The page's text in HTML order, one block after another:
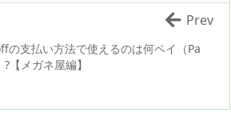
の支払い方法で使えるのは何ペイ（Pa
?【メガネ屋編】
Prev